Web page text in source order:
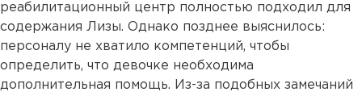
реабилитационный центр полностью подходил для
содержания Лизы. Однако позднее выяснилось:
персоналу не хватило компетенций, чтобы
определить, что девочке необходима
дополнительная помощь. Из-за подобных замечаний